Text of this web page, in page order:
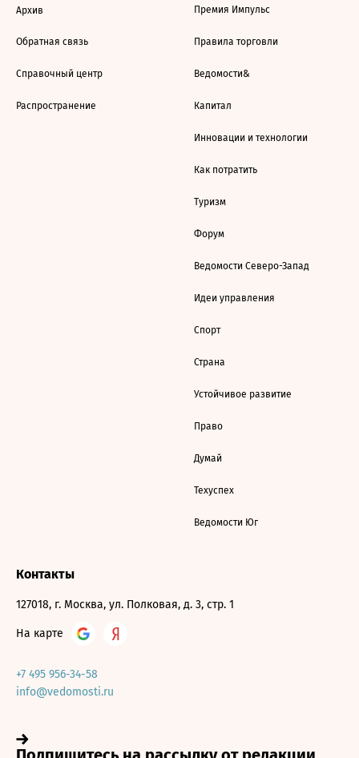
Архив
Обратная связь
Справочный центр
Распространение
Премия Импульс
Правила торговли
Ведомости&
Капитал
Инновации и технологии
Как потратить
Туризм
Форум
Ведомости Северо-Запад
Идеи управления
Спорт
Страна
Устойчивое развитие
Право
Думай
Техуспех
Ведомости Юг
Контакты
127018, г. Москва, ул. Полковая, д. 3, стр. 1
На карте
+7 495 956-34-58
info@vedomosti.ru